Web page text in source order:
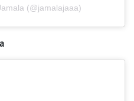
(@jamalajaaa)